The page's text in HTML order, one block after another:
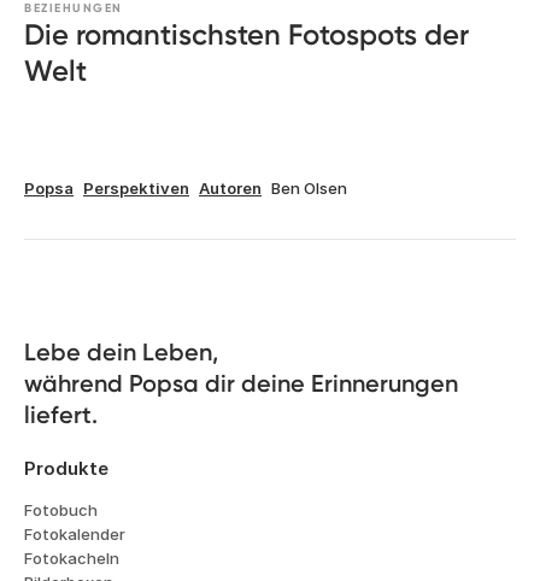
BEZIEHUNGEN
Die romantischsten Fotospots der
Welt
Popsa Perspektiven Autoren Ben Olsen
Lebe dein Leben,
während Popsa dir deine Erinnerungen
liefert.
Produkte
Fotobuch
Fotokalender
Fotokacheln